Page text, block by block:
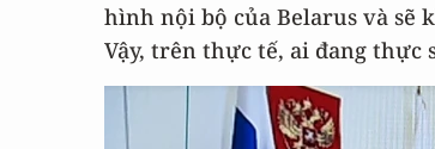
hình nội bộ của Belarus và sẽ
Vậy, trên thực tế, ai đang thực